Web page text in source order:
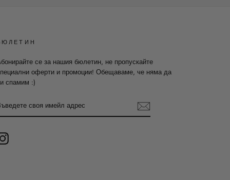
се за нашия бюлетин, не пропускайте
оферти и промоции! Обещаваме, че няма да
спамим :)
Instagram